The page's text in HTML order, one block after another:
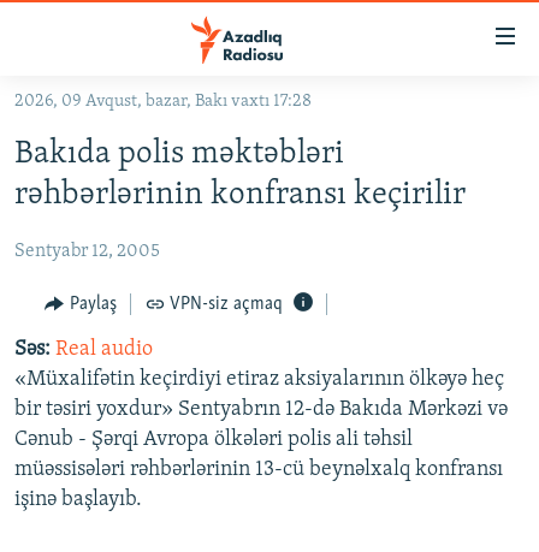
Əsas
qayıt
Əsas
qayıt
#ƏSLINDƏ
FƏRQƏ BAX
QANUNI DOĞRU
ARAŞDIRMA
MULTIMEDIA
VIDEO
RADIO ARXIV
HAQQIMIZDA
2026, 09 Avqust, bazar, Bakı vaxtı 17:28
Bakıda polis məktəbləri
rəhbərlərinin konfransı keçirilir
Sentyabr 12, 2005
Paylaş VPN-siz açmaq
Səs: Real audio
«Müxalifətin keçirdiyi etiraz aksiyalarının ölkəyə heç
bir təsiri yoxdur» Sentyabrın 12-də Bakıda Mərkəzi və
Cənub - Şərqi Avropa ölkələri polis ali təhsil
müəssisələri rəhbərlərinin 13-cü beynəlxalq konfransı
işinə başlayıb.